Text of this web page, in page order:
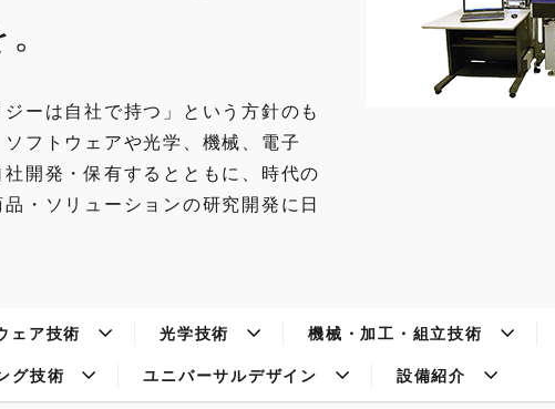
ーは自社で持つ」という方針のも
フトウェアや光学、機械、電子
開発・保有するとともに、時代の
・ソリューションの研究開発に日
ェア技術 光学技術 機械・加工・組立技術
グ技術 ユニバーサルデザイン 設備紹介